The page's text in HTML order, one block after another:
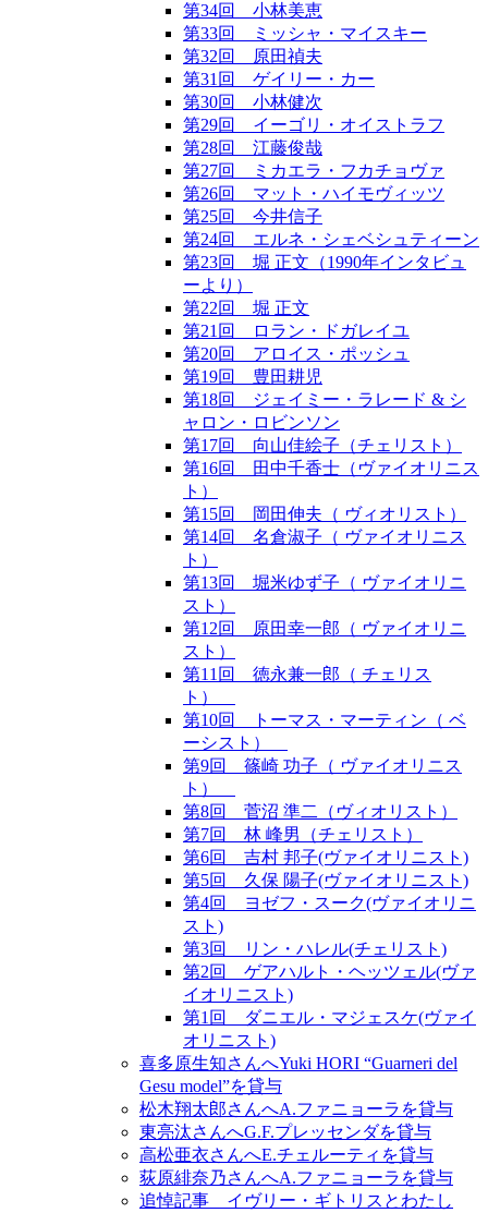
第34回 小林美恵
第33回 ミッシャ・マイスキー
第32回 原田禎夫
第31回 ゲイリー・カー
第30回 小林健次
第29回 イーゴリ・オイストラフ
第28回 江藤俊哉
第27回 ミカエラ・フカチョヴァ
第26回 マット・ハイモヴィッツ
第25回 今井信子
第24回 エルネ・シェベシュティーン
第23回 堀 正文（1990年インタビュ
ーより）
第22回 堀 正文
第21回 ロラン・ドガレイユ
第20回 アロイス・ポッシュ
第19回 豊田耕児
第18回 ジェイミー・ラレード & シ
ャロン・ロビンソン
第17回 向山佳絵子（チェリスト）
第16回 田中千香士（ヴァイオリニス
ト）
第15回 岡田伸夫（ ヴィオリスト）
第14回 名倉淑子（ ヴァイオリニス
ト）
第13回 堀米ゆず子（ ヴァイオリニ
スト）
第12回 原田幸一郎（ ヴァイオリニ
スト）
第11回 徳永兼一郎（ チェリス
ト）
第10回 トーマス・マーティン（ ベ
ーシスト）
第9回 篠崎 功子（ ヴァイオリニス
ト）
第8回 菅沼 準二（ヴィオリスト）
第7回 林 峰男（チェリスト）
第6回 吉村 邦子(ヴァイオリニスト)
第5回 久保 陽子(ヴァイオリニスト)
第4回 ヨゼフ・スーク(ヴァイオリニ
スト)
第3回 リン・ハレル(チェリスト)
第2回 ゲアハルト・ヘッツェル(ヴァ
イオリニスト)
第1回 ダニエル・マジェスケ(ヴァイ
オリニスト)
喜多原生知さんへYuki HORI “Guarneri del
Gesu model”を貸与
松木翔太郎さんへA.ファニョーラを貸与
東亮汰さんへG.F.プレッセンダを貸与
高松亜衣さんへE.チェルーティを貸与
荻原緋奈乃さんへA.ファニョーラを貸与
追悼記事 イヴリー・ギトリスとわたし